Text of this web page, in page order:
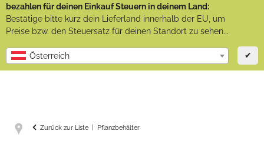
bezahlen für deinen Einkauf Steuern in deinem Land:
Bestätige bitte kurz dein Lieferland innerhalb der EU, um
Preise bzw. den Steuersatz für deinen Standort zu sehen...
Österreich ✔
Zurück zur Liste Pflanzbehälter